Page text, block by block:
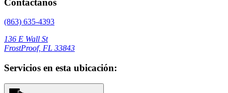
(863) 635-4393
136 E Wall St
FrostProof, FL 33843
Servicios en esta ubicación: